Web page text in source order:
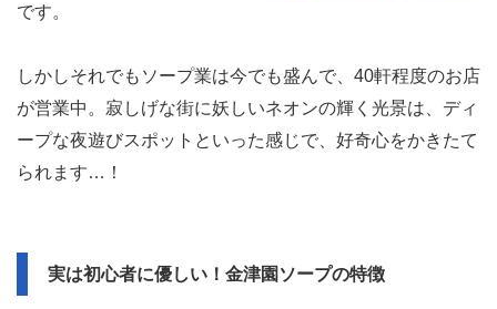
です。
しかしそれでもソープ業は今でも盛んで、40軒程度のお店
が営業中。寂しげな街に妖しいネオンの輝く光景は、ディ
ープな夜遊びスポットといった感じで、好奇心をかきたて
られます…！
実は初心者に優しい！金津園ソープの特徴